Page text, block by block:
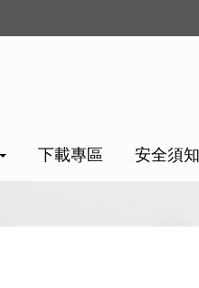
下載專區 安全須知